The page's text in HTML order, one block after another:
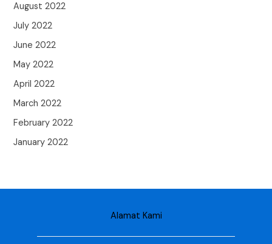
August 2022
July 2022
June 2022
May 2022
April 2022
March 2022
February 2022
January 2022
Alamat Kami